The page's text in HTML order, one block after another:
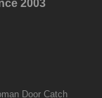
2003
Door Catch